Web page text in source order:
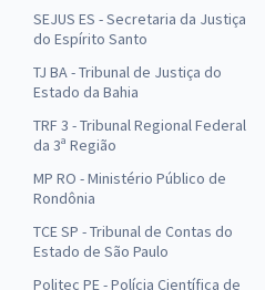
SEJUS ES - Secretaria da Justiça
do Espírito Santo
TJ BA - Tribunal de Justiça do
Estado da Bahia
TRF 3 - Tribunal Regional Federal
da 3ª Região
MP RO - Ministério Público de
Rondônia
TCE SP - Tribunal de Contas do
Estado de São Paulo
Politec PE - Polícia Científica de